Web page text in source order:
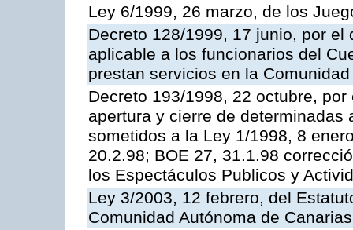
Ley 6/1999, 26 marzo, de los
Decreto 128/1999, 17 junio, por
aplicable a los funcionarios del
prestan servicios en la
Decreto 193/1998, 22 octubre,
apertura y cierre de
sometidos a la Ley 1/1998, 8
20.2.98; BOE 27, 31.1.98
los Espectáculos Publicos y
Ley 3/2003, 12 febrero, del
Comunidad Autónoma de Canarias